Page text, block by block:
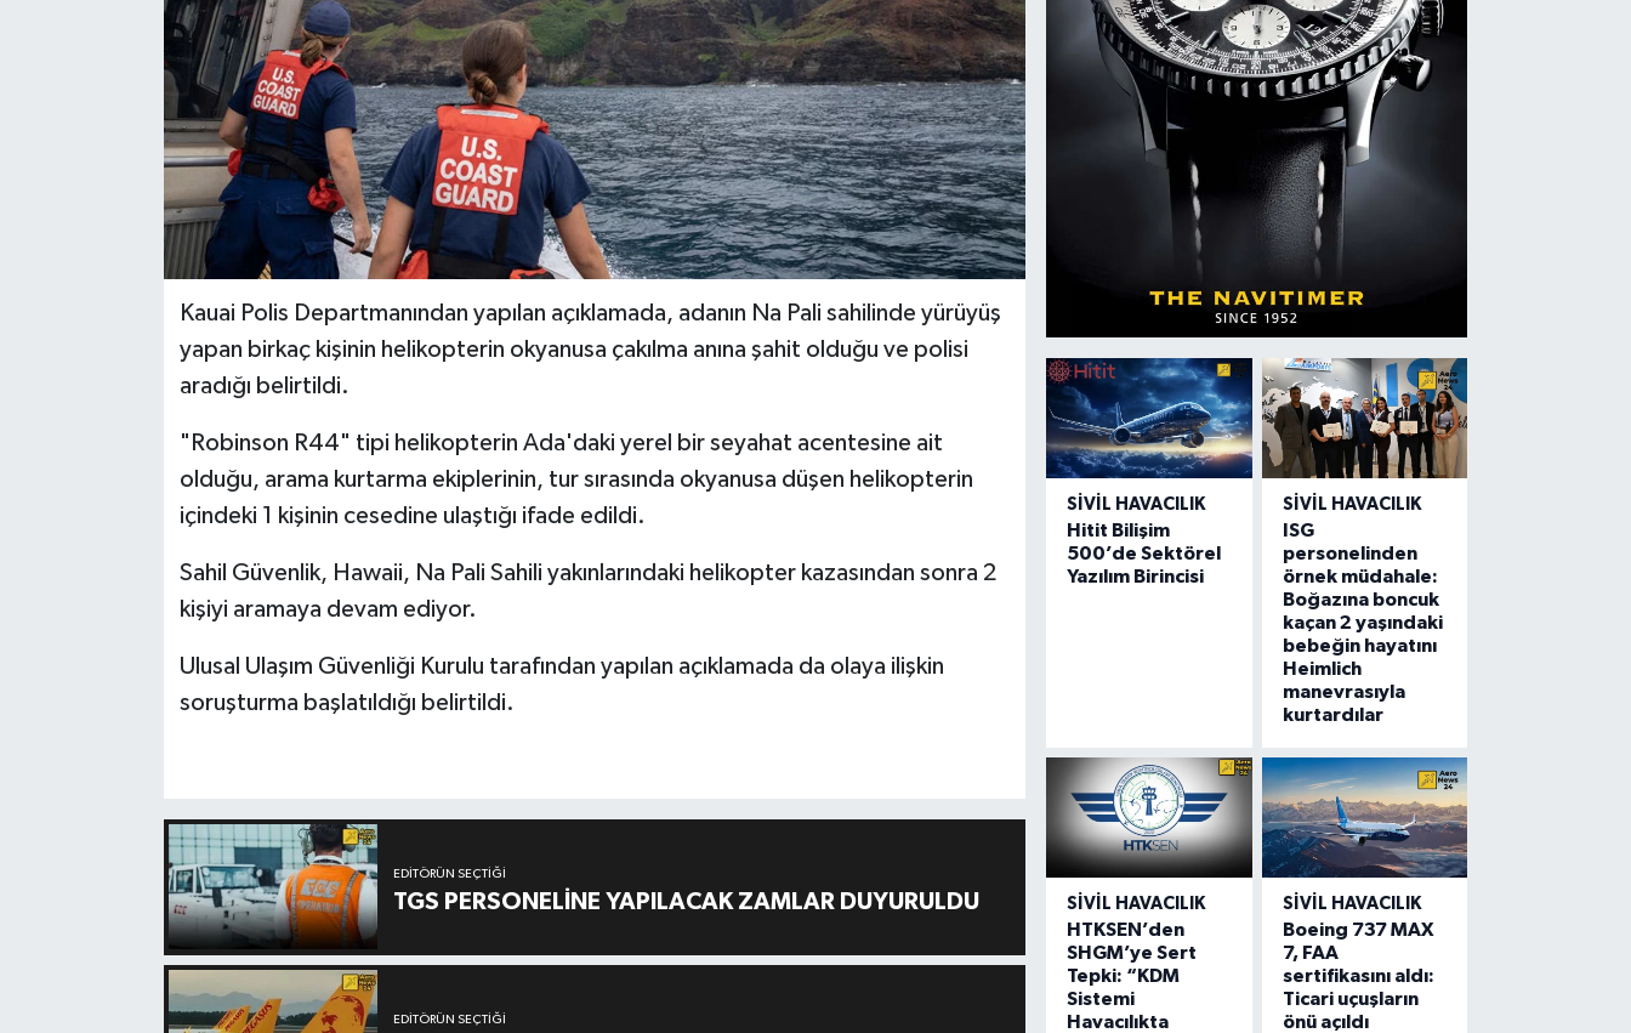
Kauai Polis Departmanından yapılan açıklamada, adanın Na Pali sahilinde yürüyüş
yapan birkaç kişinin helikopterin okyanusa çakılma anına şahit olduğu ve polisi
aradığı belirtildi.
"Robinson R44" tipi helikopterin Ada'daki yerel bir seyahat acentesine ait
olduğu, arama kurtarma ekiplerinin, tur sırasında okyanusa düşen helikopterin
içindeki 1 kişinin cesedine ulaştığı ifade edildi.
Sahil Güvenlik, Hawaii, Na Pali Sahili yakınlarındaki helikopter kazasından sonra 2
kişiyi aramaya devam ediyor.
Ulusal Ulaşım Güvenliği Kurulu tarafından yapılan açıklamada da olaya ilişkin
soruşturma başlatıldığı belirtildi.
EDITÖRÜN SEÇTIĞI
TGS PERSONELİNE YAPILACAK ZAMLAR DUYURULDU
EDITÖRÜN SEÇTIĞI
SIVIL HAVACILIK
Hitit Bilişim
500’de Sektörel
Yazılım Birincisi
SIVIL HAVACILIK
ISG
personelinden
örnek müdahale:
Boğazına boncuk
kaçan 2 yaşındaki
bebeğin hayatını
Heimlich
manevrasıyla
kurtardılar
SIVIL HAVACILIK
HTKSEN’den
SHGM’ye Sert
Tepki: “KDM
Sistemi
Havacılıkta
SIVIL HAVACILIK
Boeing 737 MAX
7, FAA
sertifikasını aldı:
Ticari uçuşların
önü açıldı